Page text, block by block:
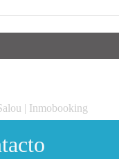
| Inmobooking